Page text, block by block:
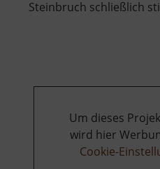
Steinbruch schließlich
Um dieses
wird hier
Cookie-